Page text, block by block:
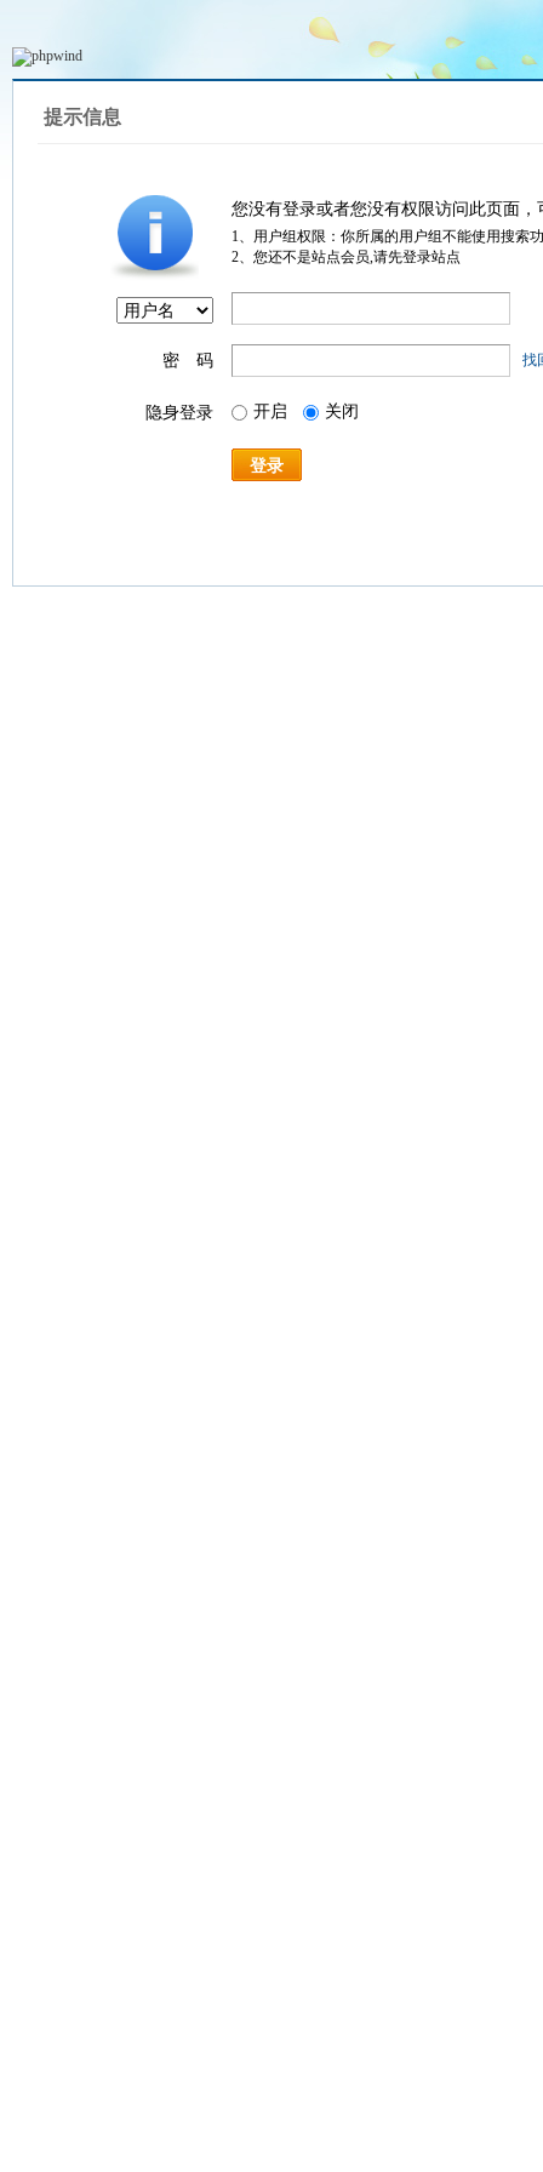
提示信息
您没有登录或者您没有权限访问此页面
1、用户组权限：你所属的用户组不能使用搜索
2、您还不是站点会员,请先登录站点
密 码 找
隐身登录 开启 关闭
登录